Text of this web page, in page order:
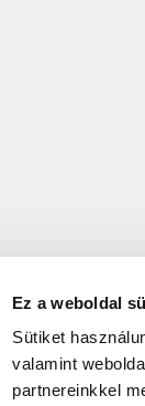
Ez a weboldal
Sütiket
valamint
partnereinkkel